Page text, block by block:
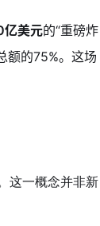
美元的“重磅炸
额的75%。这场
这一概念并非新